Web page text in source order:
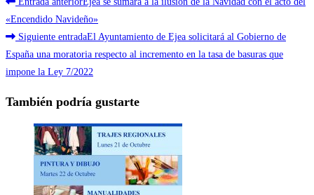
más
artículos
«Encendido Navideño»
Siguiente entradaEl Ayuntamiento de Ejea solicitará al Gobierno de
España una moratoria respecto al incremento en la tasa de basuras que
impone la Ley 7/2022
También podría gustarte